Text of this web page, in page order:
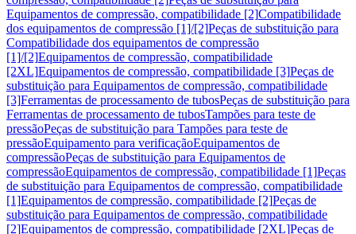
Equipamentos de compressão, compatibilidade [2]Compatibilidade
dos equipamentos de compressão [1]/[2]Peças de substituição para
Compatibilidade dos equipamentos de compressão
[1]/[2]Equipamentos de compressão, compatibilidade
[2XL]Equipamentos de compressão, compatibilidade [3]Peças de
substituição para Equipamentos de compressão, compatibilidade
[3]Ferramentas de processamento de tubosPeças de substituição para
Ferramentas de processamento de tubosTampões para teste de
pressãoPeças de substituição para Tampões para teste de
pressãoEquipamento para verificaçãoEquipamentos de
compressãoPeças de substituição para Equipamentos de
compressãoEquipamentos de compressão, compatibilidade [1]Peças
de substituição para Equipamentos de compressão, compatibilidade
[1]Equipamentos de compressão, compatibilidade [2]Peças de
substituição para Equipamentos de compressão, compatibilidade
[2]Equipamentos de compressão, compatibilidade [2XL]Peças de